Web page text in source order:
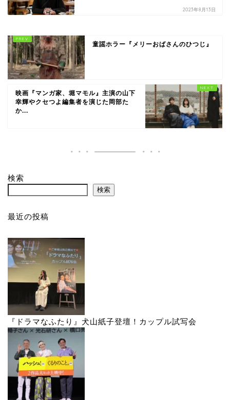
2023年8月13日
童謡ホラー『メリーおばさんのひつじ』
映画『マンガ家、堀マモル』主演の山下
幸輝やクセつよ編集者を演じた岡部た
か...
検索
検索
最近の投稿
『ドラマなふたり』犬山紙子登壇！カップル試写会